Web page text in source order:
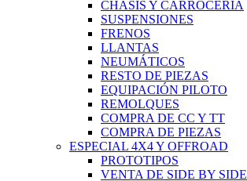
CHASIS Y CARROCERÍA
SUSPENSIONES
FRENOS
LLANTAS
NEUMÁTICOS
RESTO DE PIEZAS
EQUIPACIÓN PILOTO
REMOLQUES
COMPRA DE CC Y TT
COMPRA DE PIEZAS
ESPECIAL 4X4 Y OFFROAD
PROTOTIPOS
VENTA DE SIDE BY SIDE